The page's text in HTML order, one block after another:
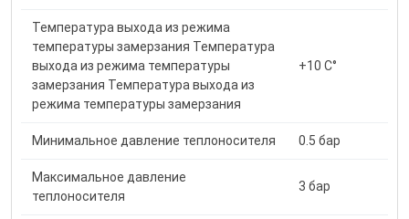
Температура выхода из режима
температуры замерзания Температура
выхода из режима температуры
замерзания Температура выхода из
режима температуры замерзания
+10 С°
Минимальное давление теплоносителя 0.5 бар
Максимальное давление
теплоносителя
3 бар